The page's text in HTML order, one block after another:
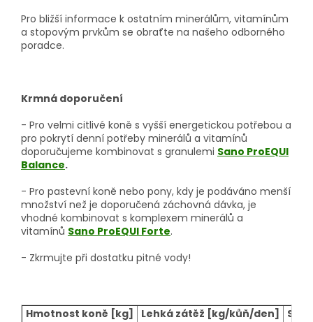
Pro bližší informace k ostatním minerálům, vitamínům
a stopovým prvkům se obraťte na našeho odborného
poradce.
Krmná doporučení
- Pro velmi citlivé koně s vyšší energetickou potřebou a
pro pokrytí denní potřeby minerálů a vitamínů
doporučujeme kombinovat s granulemi Sano ProEQUI
Balance.
- Pro pastevní koně nebo pony, kdy je podáváno menší
množství než je doporučená záchovná dávka, je
vhodné kombinovat s komplexem minerálů a
vitamínů Sano ProEQUI Forte.
- Zkrmujte při dostatku pitné vody!
Hmotnost koně [kg] Lehká zátěž [kg/kůň/den]